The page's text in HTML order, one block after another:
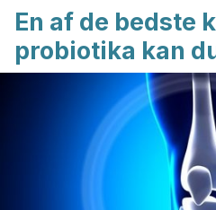
En af de bedste
probiotika kan